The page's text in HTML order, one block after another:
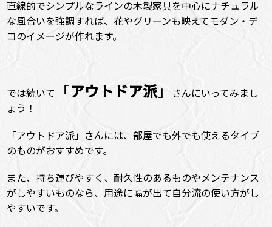
直線的でシンプルなラインの木製家具を中心にナチュラル
な風合いを強調すれば、花やグリーンも映えてモダン・デ
コのイメージが作れます。
では続いて 「アウトドア派」
さんにいってみまし
ょう！
「アウトドア派」さんには、部屋でも外でも使えるタイプ
のものがおすすめです。
また、持ち運びやすく、耐久性のあるものやメンテナンス
がしやすいものなら、用途に幅が出て自分流の使い方がし
やすいです。